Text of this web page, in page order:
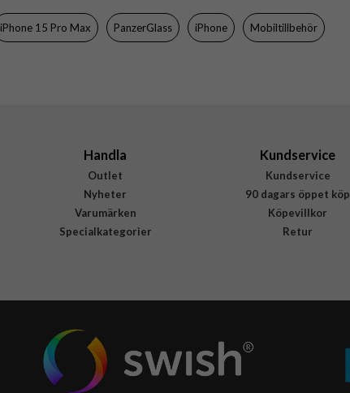
Genomskinlig
D3O, Hårdplast (PC), Mjukplast (TPU)
iPhone 15 Pro Max PanzerGlass iPhone Mobiltillbehör
Handla
Outlet
Nyheter
Varumärken
Specialkategorier
Kundservice
Kundservice
90 dagars öppet köp
Köpevillkor
Retur